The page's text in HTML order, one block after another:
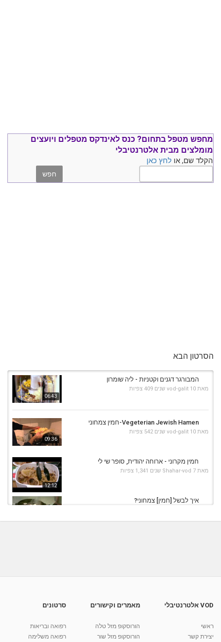
מחפש מטפל בתחום? כנס לאינדקס מטפלים ויועצים
מומלצים מבית אלטרנטיבלי
הקלד שם, או לחץ כאן
הסרטון הבא
06:43
המבורגר דגנים וקטניות - ליה שומרון
מאת vod-galit 10 שנים 409 צפיות
09:36
Vegeterian Jewish Hamen-חמין צמחוני
מאת vod-galit 10 שנים 542 צפיות
12:12
חמין מקרוני - ארוחה יהודית, סופר שי לי
מאת Shahar-vod 7 שנים 1,341 צפיות
איך לבשל [חמין] צמחוני?
מאת vod-galit 10 שנים
VOD אלטרנטיבלי
ראשי
יצירת קשר
מאמרים וקישורים
הורוסקופ מזל טלה
הורוסקופ מזל שור
סרטונים
רפואה ובריאות
רפואה משלימה